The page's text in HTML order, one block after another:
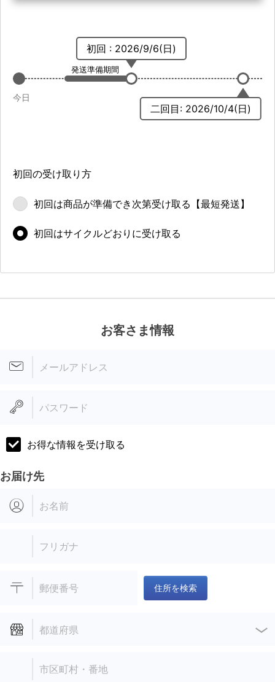
発送準備期間
初回 : 2026/9/6(日)
二回目: 2026/10/4(日)
今日
初回の受け取り方
初回は商品が準備でき次第受け取る 【最短発送】
初回はサイクルどおりに受け取る
お客さま情報
メールアドレス
パスワード
お得な情報を受け取る
お届け先
お名前
フリガナ
郵便番号 住所を検索
都道府県
市区町村・番地